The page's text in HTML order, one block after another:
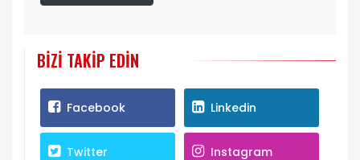
BIZI TAKIP EDIN
Facebook Linkedin
Twitter Instagram